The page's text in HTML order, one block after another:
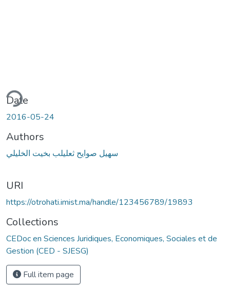
Date
2016-05-24
Authors
سهيل صوايح ثعليلب بخيت الخليلي
URI
https://otrohati.imist.ma/handle/123456789/19893
Collections
CEDoc en Sciences Juridiques, Economiques, Sociales et de
Gestion (CED - SJESG)
Full item page